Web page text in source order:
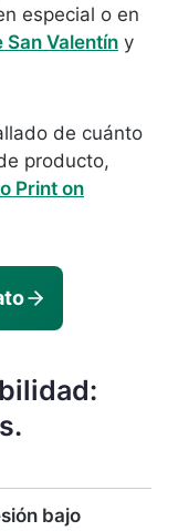
especial o en
San Valentín y
de cuánto
producto,
Print on
bajo